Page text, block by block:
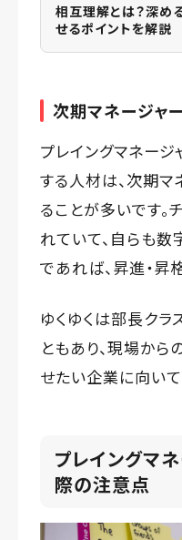
相互理解とは？深め
せるポイントを解説
次期マネージャ
プレイングマネー
する人材は、次期
ることが多いです。
れていて、自らも
であれば、昇進・昇
ゆくゆくは部長クラ
ともあり、現場か
せたい企業に向いて
プレイングマ
際の注意点